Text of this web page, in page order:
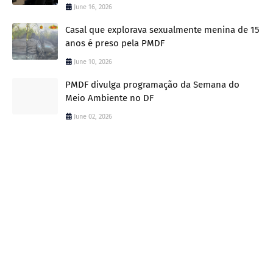
June 16, 2026
Casal que explorava sexualmente menina de 15
anos é preso pela PMDF
June 10, 2026
PMDF divulga programação da Semana do
Meio Ambiente no DF
June 02, 2026